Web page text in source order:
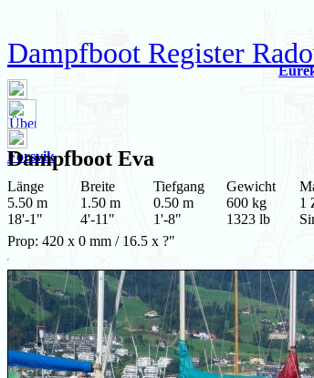
Dampfboot Register
Forsvik
Dampfboot Eva
Länge
5.50 m
18'-1"
Breite
1.50 m
4'-11"
Tiefgang
0.50 m
1'-8"
Gewicht
600 kg
1323 lb
1
Prop: 420 x 0 mm / 16.5 x ?"